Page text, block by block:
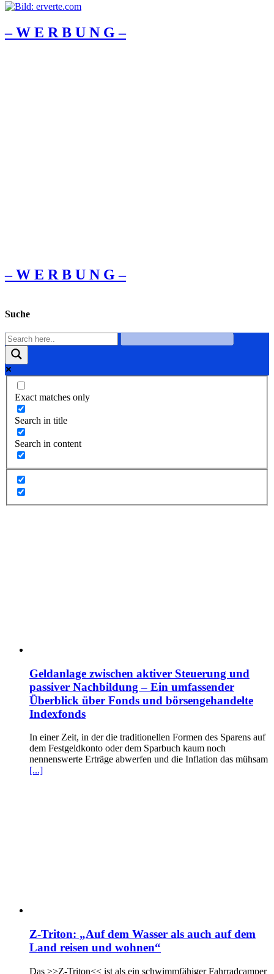
– W Ε R Β U Ν G –
– W Ε R Β U Ν G –
Suche
Exact matches only
Search in title
Search in content
Geldanlage zwischen aktiver Steuerung und
passiver Nachbildung – Ein umfassender
Überblick über Fonds und börsengehandelte
Indexfonds
In einer Zeit, in der die traditionellen Formen des Sparens auf
dem Festgeldkonto oder dem Sparbuch kaum noch
nennenswerte Erträge abwerfen und die Inflation das mühsam
[...]
Z-Triton: „Auf dem Wasser als auch auf dem
Land reisen und wohnen“
Das >>Z-Triton<< ist als ein schwimmfähiger Fahrradcamper